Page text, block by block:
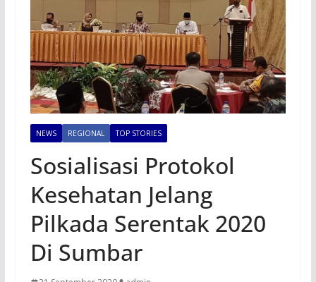
NEWS REGIONAL TOP STORIES
Sosialisasi Protokol
Kesehatan Jelang
Pilkada Serentak 2020
Di Sumbar